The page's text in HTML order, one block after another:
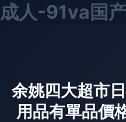
成人-91va国
余姚四大超市
用品有單品價